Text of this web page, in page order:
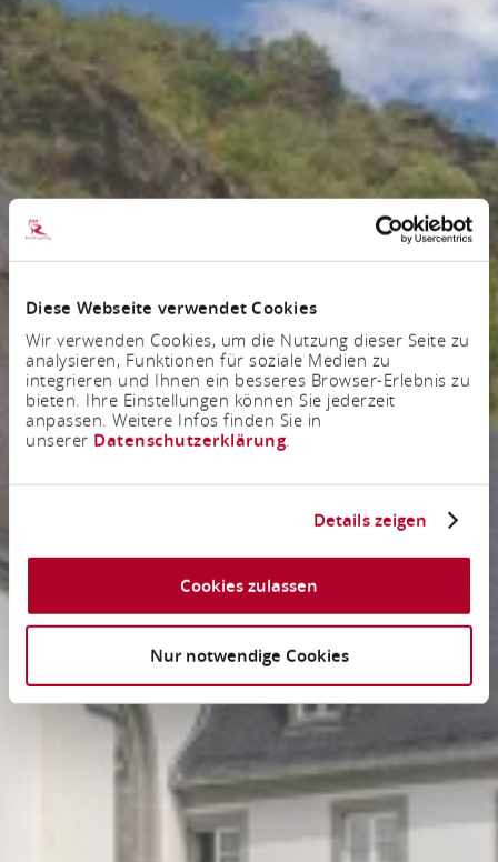
Diese Webseite verwendet Cookies
Wir verwenden Cookies, um die Nutzung dieser Seite zu
analysieren, Funktionen für soziale Medien zu
integrieren und Ihnen ein besseres Browser-Erlebnis zu
bieten. Ihre Einstellungen können Sie jederzeit
anpassen. Weitere Infos finden Sie in
unserer Datenschutzerklärung.
Details zeigen
Cookies zulassen
Nur notwendige Cookies